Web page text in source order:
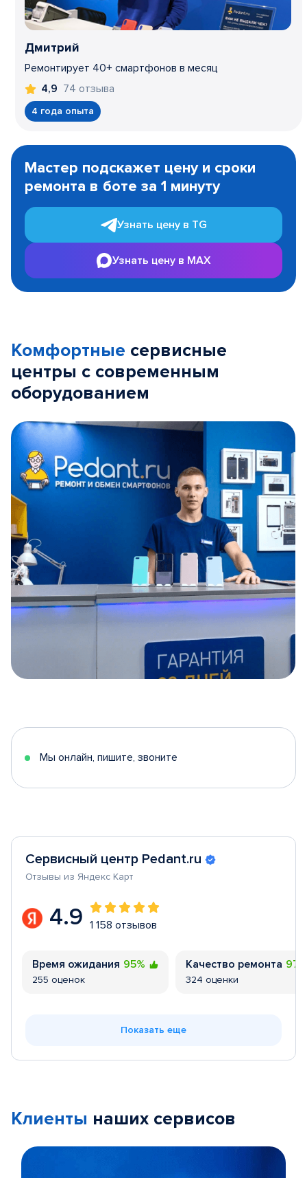
Дмитрий
Ремонтирует 40+ смартфонов в месяц
4,9 74 отзыва
4 года опыта
1
Мастер подскажет цену и сроки
ремонта в боте за 1 минуту
Узнать цену в TG
Узнать цену в MAX
Комфортные сервисные
центры с современным
оборудованием
5
Мы онлайн, пишите, звоните
Сервисный центр Pedant.ru
Отзывы из Яндекс Карт
4.9 1 158 отзывов
Время ожидания 95%
255 оценок
Качество ремонта
324 оценки
Показать еще
Клиенты наших сервисов